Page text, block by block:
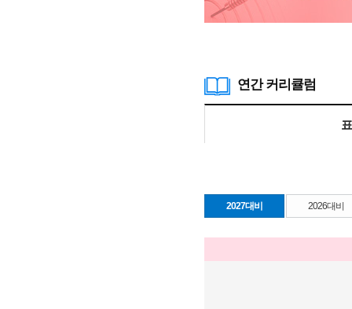
연간 커리큘럼
2027대비 2026대비